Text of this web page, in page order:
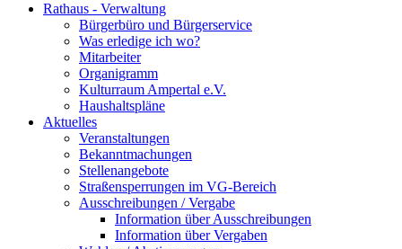
Rathaus - Verwaltung
Bürgerbüro und Bürgerservice
Was erledige ich wo?
Mitarbeiter
Organigramm
Kulturraum Ampertal e.V.
Haushaltspläne
Aktuelles
Veranstaltungen
Bekanntmachungen
Stellenangebote
Straßensperrungen im VG-Bereich
Ausschreibungen / Vergabe
Information über Ausschreibungen
Information über Vergaben